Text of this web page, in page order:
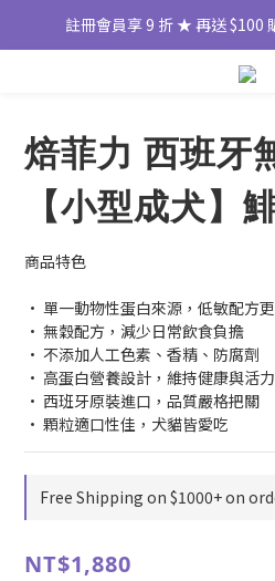
註冊會員享 9 折 ★ 再送 $100
焙菲力 西班牙
【小型成犬】
商品特色
• 單一動物性蛋白來源，低敏配方
• 無穀配方，減少日常飲食負擔
• 不添加人工色素、香精、防腐劑
• 高蛋白營養設計，維持健康與活力
• 西班牙原裝進口，品質嚴格把關
• 顆粒適口性佳，犬貓皆愛吃
Free Shipping on $1000+ on
NT$1,880